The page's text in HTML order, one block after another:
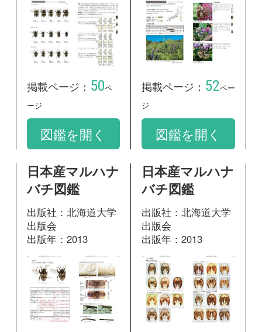
日本産マルハナ
バチ図鑑
出版社：北海道大学
出版年：2013
掲載ページ：108
ページ
図鑑を開く
日本産マルハナ
バチ図鑑
出版社：北海道大学
出版年：2013
掲載ページ：146ペ
図鑑を開く
日本産マルハナ
バチ図鑑
出版社：北海道大学
出版会
出版年：2013